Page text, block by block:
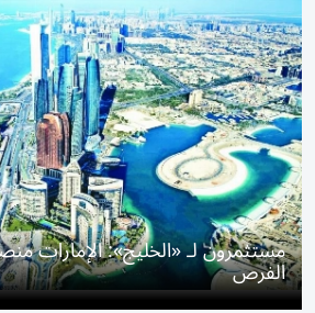
مستثمرون لـ «الخليج»: الإمارات
الفرص